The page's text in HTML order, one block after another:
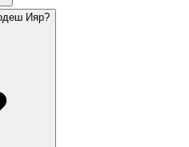
ха-Ацмаут, Лаг ба-
Омера
Ияр?